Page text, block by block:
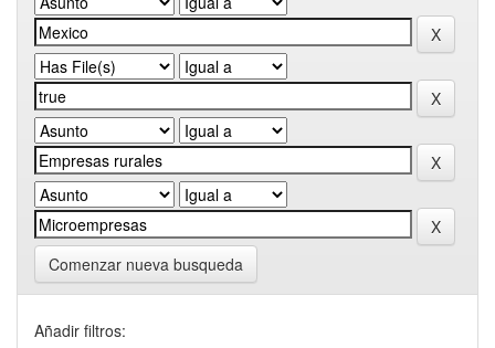
Comenzar nueva busqueda
Añadir filtros: